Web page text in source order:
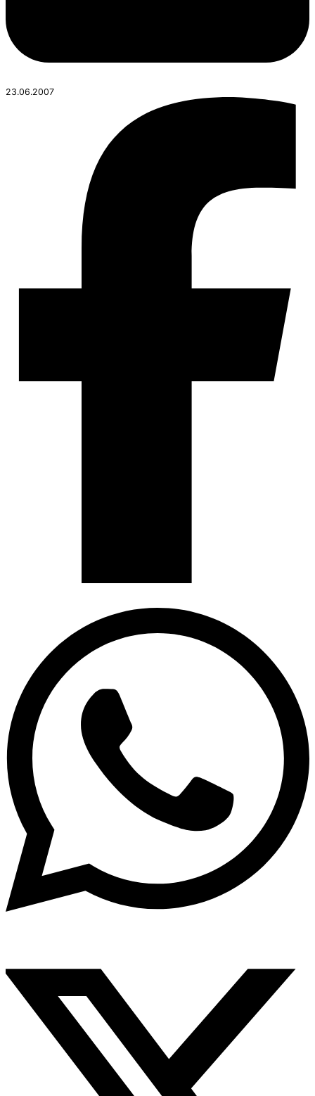
23.06.2007